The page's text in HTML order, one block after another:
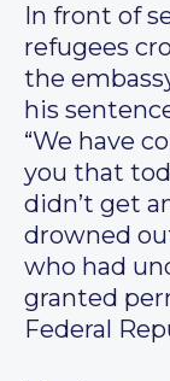
In front of
refugees
the
his
“We have
you that
didn’t get
drowned
who had
granted
Federal